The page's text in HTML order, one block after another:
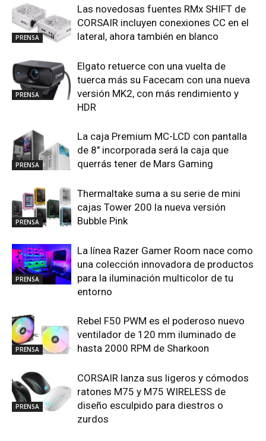
PRENSA
Las novedosas fuentes RMx SHIFT de
CORSAIR incluyen conexiones CC en el
lateral, ahora también en blanco
PRENSA
Elgato retuerce con una vuelta de
tuerca más su Facecam con una nueva
versión MK2, con más rendimiento y
HDR
PRENSA
La caja Premium MC-LCD con pantalla
de 8″ incorporada será la caja que
querrás tener de Mars Gaming
PRENSA
Thermaltake suma a su serie de mini
cajas Tower 200 la nueva versión
Bubble Pink
PRENSA
La línea Razer Gamer Room nace como
una colección innovadora de productos
para la iluminación multicolor de tu
entorno
PRENSA
Rebel F50 PWM es el poderoso nuevo
ventilador de 120 mm iluminado de
hasta 2000 RPM de Sharkoon
PRENSA
CORSAIR lanza sus ligeros y cómodos
ratones M75 y M75 WIRELESS de
diseño esculpido para diestros o
zurdos